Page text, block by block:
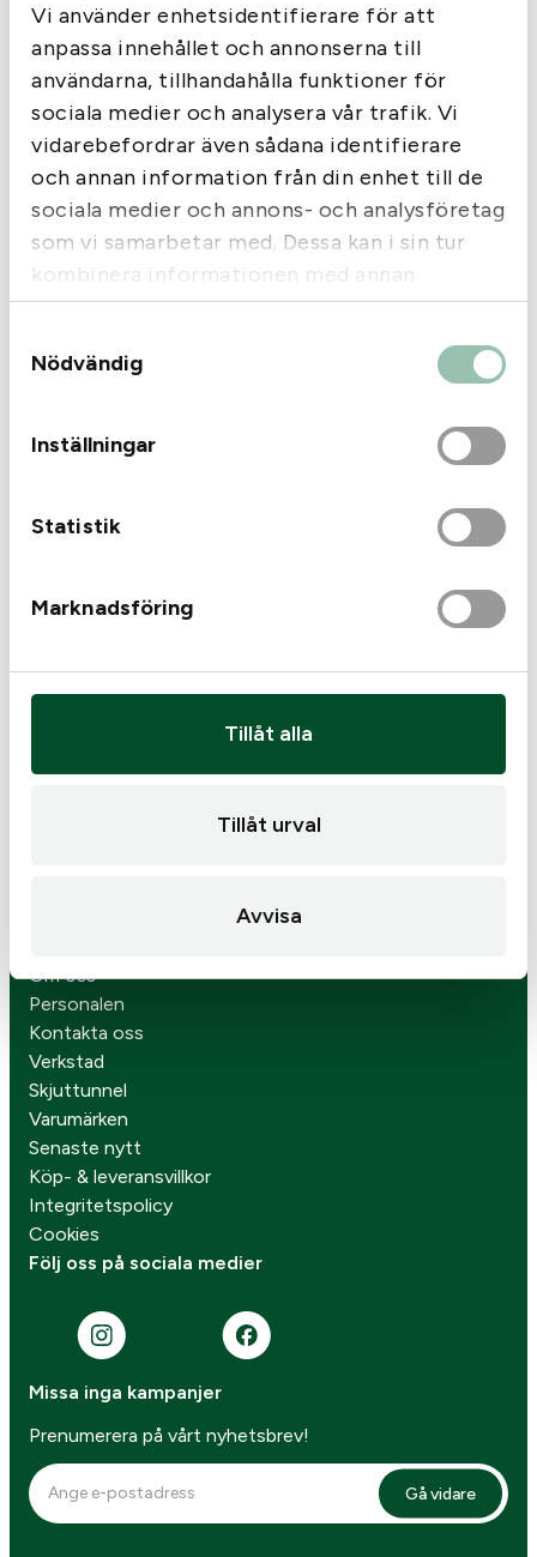
Vi använder enhetsidentifierare för att
anpassa innehållet och annonserna till
användarna, tillhandahålla funktioner för
sociala medier och analysera vår trafik. Vi
vidarebefordrar även sådana identifierare
och annan information från din enhet till de
sociala medier och annons- och analysföretag
som vi samarbetar med. Dessa kan i sin tur
kombinera informationen med annan
information som du har tillhandahållit eller
som de har samlat in när du har använt deras
tjänster.
Nödvändig
Inställningar
Statistik
Marknadsföring
Tillåt alla
Tillåt urval
Avvisa
Hunter
Hunter Batteri M31/155
1700mAh 7,2V
580kr
Hunter
Hunter Headset OS04
Com.kabel Hunter A1och
Sordin
395kr
Om oss
Personalen
Kontakta oss
Verkstad
Skjuttunnel
Varumärken
Senaste nytt
Köp- & leveransvillkor
Integritetspolicy
Cookies
Följ oss på sociala medier
Missa inga kampanjer
Prenumerera på vårt nyhetsbrev!
Gå vidare